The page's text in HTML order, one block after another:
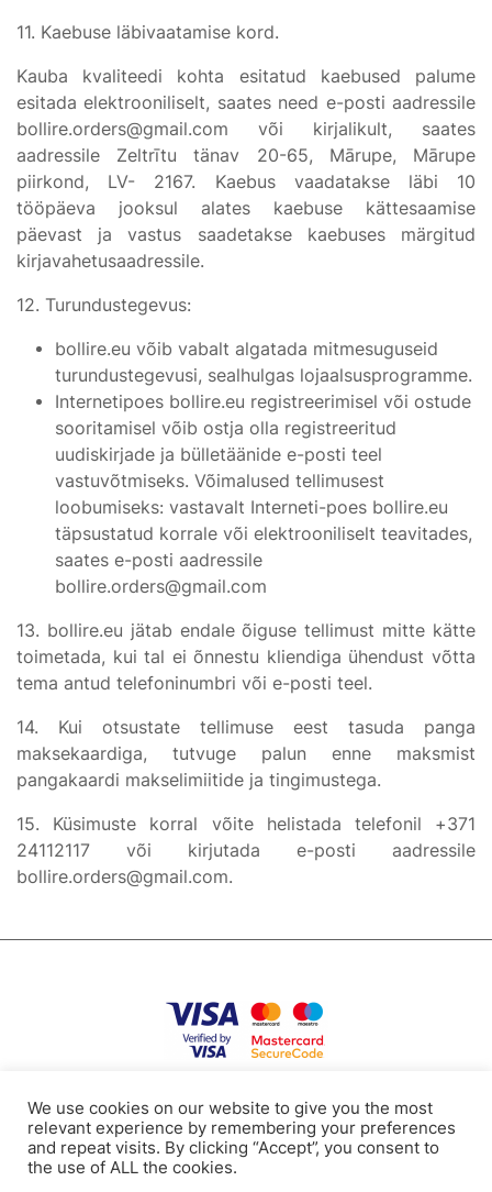
11. Kaebuse läbivaatamise kord.
Kauba kvaliteedi kohta esitatud kaebused palume
esitada elektrooniliselt, saates need e-posti aadressile
bollire.orders@gmail.com või kirjalikult, saates
aadressile Zeltrītu tänav 20-65, Mārupe, Mārupe
piirkond, LV- 2167. Kaebus vaadatakse läbi 10
tööpäeva jooksul alates kaebuse kättesaamise
päevast ja vastus saadetakse kaebuses märgitud
kirjavahetusaadressile.
12. Turundustegevus:
bollire.eu võib vabalt algatada mitmesuguseid
turundustegevusi, sealhulgas lojaalsusprogramme.
Internetipoes bollire.eu registreerimisel või ostude
sooritamisel võib ostja olla registreeritud
uudiskirjade ja bülletäänide e-posti teel
vastuvõtmiseks. Võimalused tellimusest
loobumiseks: vastavalt Interneti-poes bollire.eu
täpsustatud korrale või elektrooniliselt teavitades,
saates e-posti aadressile
bollire.orders@gmail.com
13. bollire.eu jätab endale õiguse tellimust mitte kätte
toimetada, kui tal ei õnnestu kliendiga ühendust võtta
tema antud telefoninumbri või e-posti teel.
14. Kui otsustate tellimuse eest tasuda panga
maksekaardiga, tutvuge palun enne maksmist
pangakaardi makselimiitide ja tingimustega.
15. Küsimuste korral võite helistada telefonil +371
24112117 või kirjutada e-posti aadressile
bollire.orders@gmail.com.
Tel: +371 24112117
We use cookies on our website to give you the most
relevant experience by remembering your preferences
and repeat visits. By clicking “Accept”, you consent to
the use of ALL the cookies.